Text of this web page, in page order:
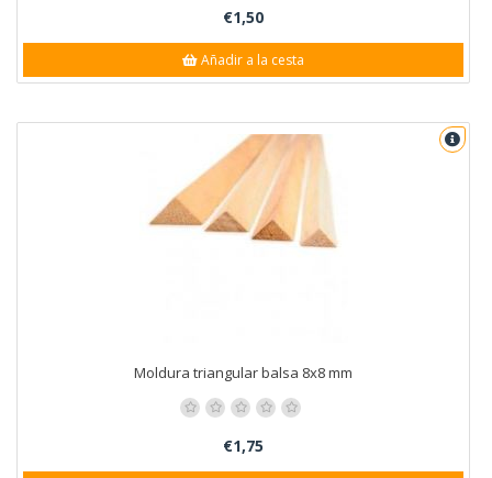
€1,50
Añadir a la cesta
Moldura triangular balsa 8x8 mm
€1,75